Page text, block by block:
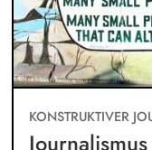
KONSTRUKTIVER